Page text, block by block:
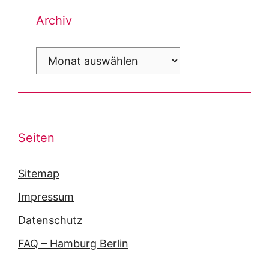
Archiv
Archiv
Seiten
Sitemap
Impressum
Datenschutz
FAQ – Hamburg Berlin